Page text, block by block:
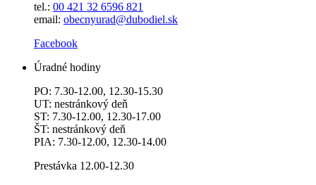
tel.: 00 421 32 6596 821
email: obecnyurad@dubodiel.sk
Facebook
Úradné hodiny
PO: 7.30-12.00, 12.30-15.30
UT: nestránkový deň
ST: 7.30-12.00, 12.30-17.00
ŠT: nestránkový deň
PIA: 7.30-12.00, 12.30-14.00
Prestávka 12.00-12.30